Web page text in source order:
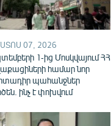
07, 2026
1-ից Մոսկվայում ՀՀ
համար նոր
պահանջներ
ինչ է փոխվում